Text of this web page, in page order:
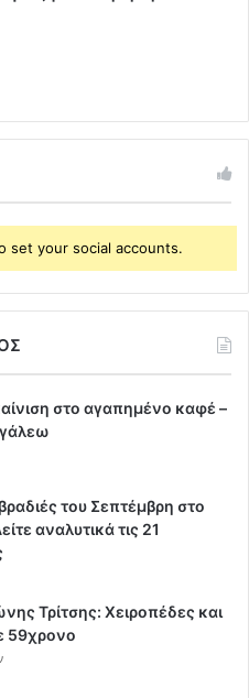
set your social accounts.
στο αγαπημένο καφέ –
του Σεπτέμβρη στο
αναλυτικά τις 21
Τρίτσης: Χειροπέδες και
59χρονο